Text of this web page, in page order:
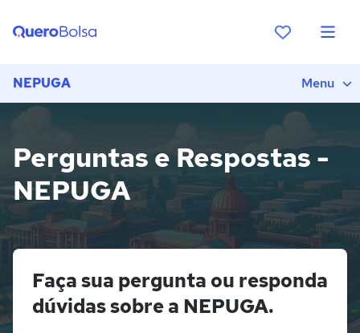
NEPUGA Menu
Perguntas e Respostas -
NEPUGA
Faça sua pergunta ou responda
dúvidas sobre a NEPUGA.